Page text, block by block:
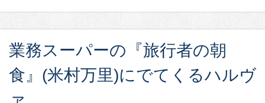
業務スーパーの『旅行者の朝
食』(米村万里)にでてくるハルヴ